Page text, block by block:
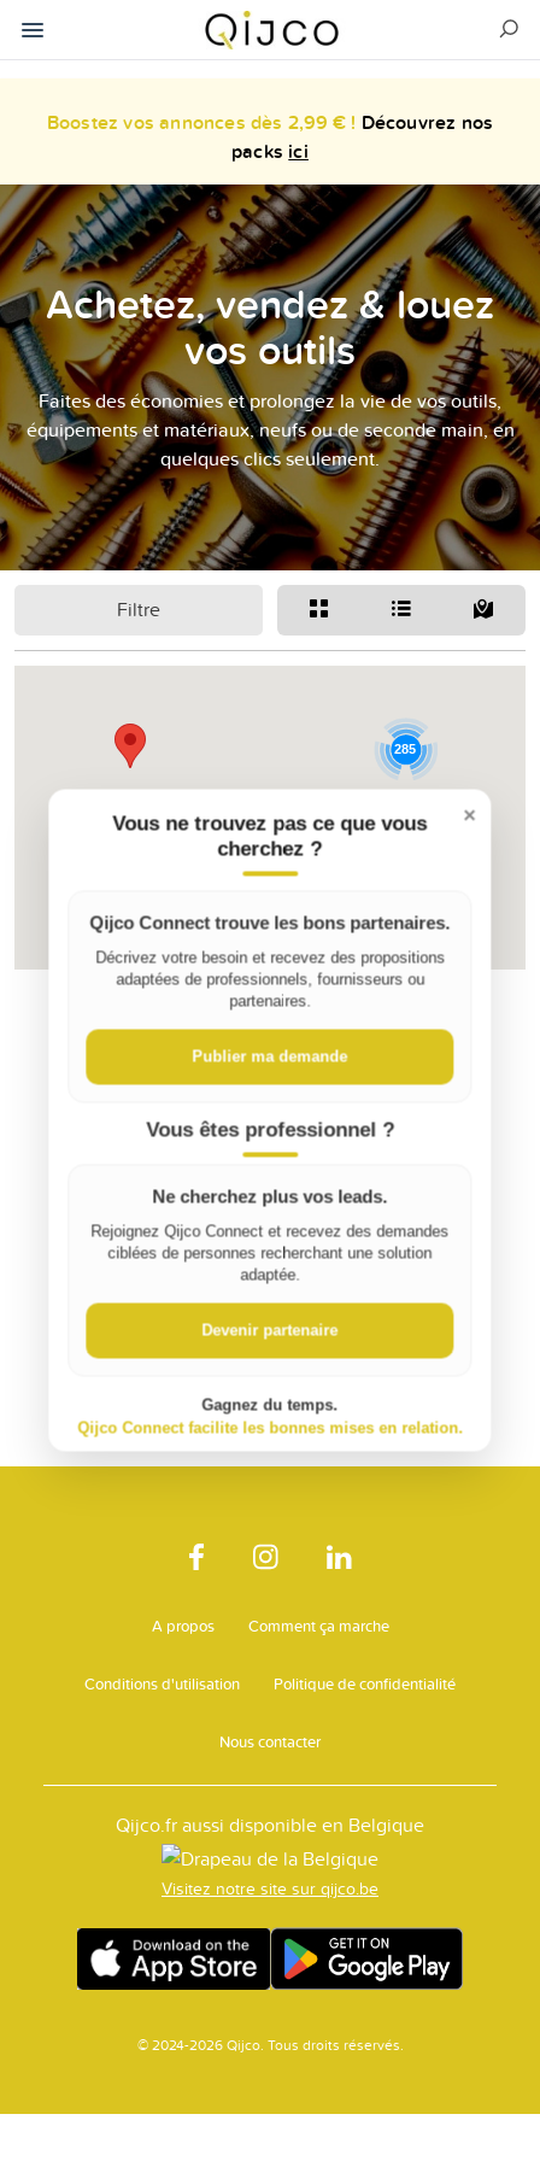
Boostez vos annonces dès 2,99 € ! Découvrez nos
packs ici
Achetez, vendez & louez
vos outils
Faites des économies et prolongez la vie de vos outils,
équipements et matériaux, neufs ou de seconde main, en
quelques clics seulement.
Filtre
285
A propos Comment ça marche
Conditions d'utilisation Politique de confidentialité
Nous contacter
Qijco.fr aussi disponible en Belgique
Visitez notre site sur qijco.be
© 2024-2026 Qijco. Tous droits réservés.
×
Vous ne trouvez pas ce que vous
cherchez ?
Qijco Connect trouve les bons partenaires.
Décrivez votre besoin et recevez des propositions
adaptées de professionnels, fournisseurs ou
partenaires.
Publier ma demande
Vous êtes professionnel ?
Ne cherchez plus vos leads.
Rejoignez Qijco Connect et recevez des demandes
ciblées de personnes recherchant une solution
adaptée.
Devenir partenaire
Gagnez du temps.
Qijco Connect facilite les bonnes mises en relation.